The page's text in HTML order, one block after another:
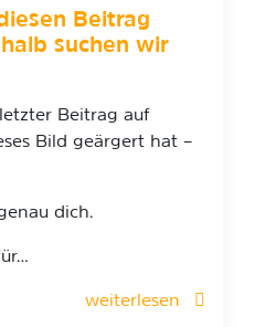
Beitrag
suchen wir
Beitrag auf
Bild geärgert hat –
dich.
weiterlesen